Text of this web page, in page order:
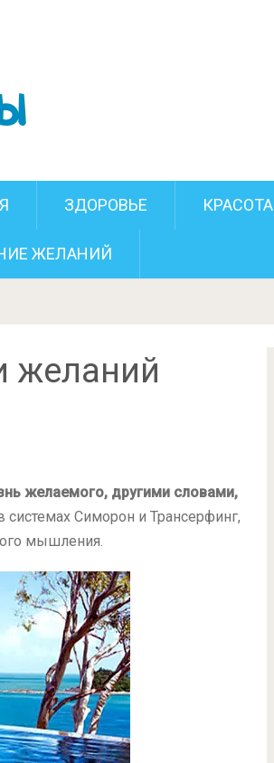
ЗДОРОВЬЕ КРАСОТА
ЖЕЛАНИЙ
желаний
желаемого, другими словами,
Симорон и Трансерфинг,
мышления.